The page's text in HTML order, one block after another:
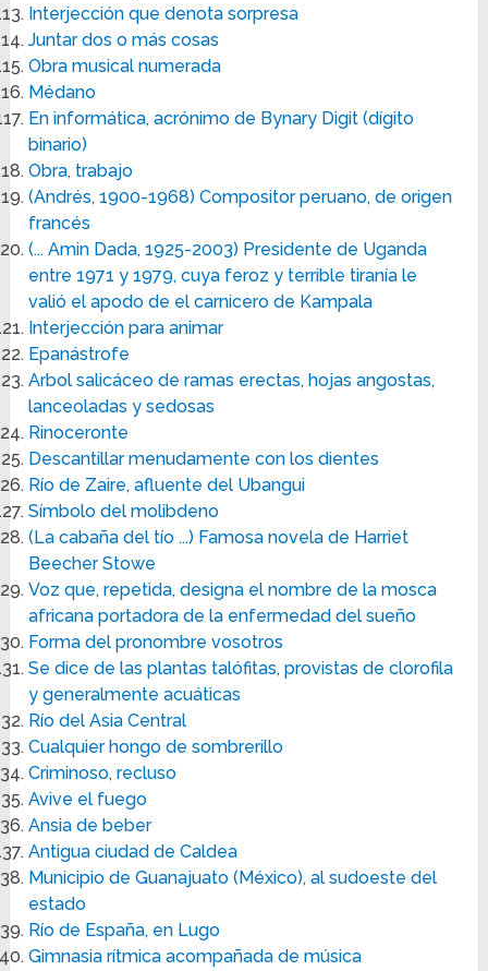
Interjección que denota sorpresa
Juntar dos o más cosas
Obra musical numerada
Médano
En informática, acrónimo de Bynary Digit (dígito
binario)
Obra, trabajo
(Andrés, 1900-1968) Compositor peruano, de origen
francés
(... Amin Dada, 1925-2003) Presidente de Uganda
entre 1971 y 1979, cuya feroz y terrible tiranía le
valió el apodo de el carnicero de Kampala
Interjección para animar
Epanástrofe
Arbol salicáceo de ramas erectas, hojas angostas,
lanceoladas y sedosas
Rinoceronte
Descantillar menudamente con los dientes
Río de Zaire, afluente del Ubangui
Símbolo del molibdeno
(La cabaña del tío ...) Famosa novela de Harriet
Beecher Stowe
Voz que, repetida, designa el nombre de la mosca
africana portadora de la enfermedad del sueño
Forma del pronombre vosotros
Se dice de las plantas talófitas, provistas de clorofila
y generalmente acuáticas
Río del Asia Central
Cualquier hongo de sombrerillo
Criminoso, recluso
Avive el fuego
Ansia de beber
Antigua ciudad de Caldea
Municipio de Guanajuato (México), al sudoeste del
estado
Río de España, en Lugo
Gimnasia rítmica acompañada de música